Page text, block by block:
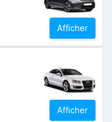
Afficher
Afficher